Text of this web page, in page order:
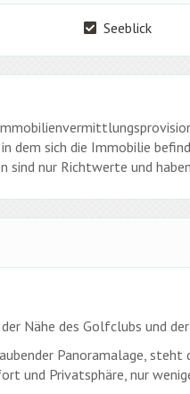
Seeblick
dem sich die Immobilie
sind nur Richtwerte und
Nähe des Golfclubs und
Panoramalage,
und Privatsphäre, nur